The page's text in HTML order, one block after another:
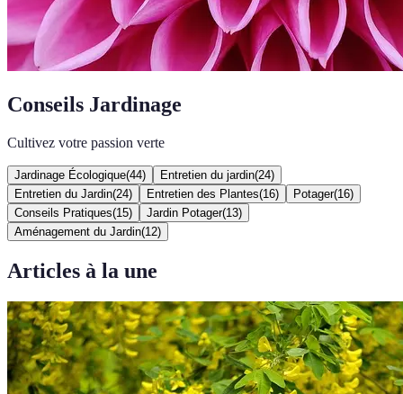
Conseils Jardinage
Cultivez votre passion verte
Jardinage Écologique(44) Entretien du jardin(24)
Entretien du Jardin(24) Entretien des Plantes(16) Potager(16)
Conseils Pratiques(15) Jardin Potager(13)
Aménagement du Jardin(12)
Articles à la une